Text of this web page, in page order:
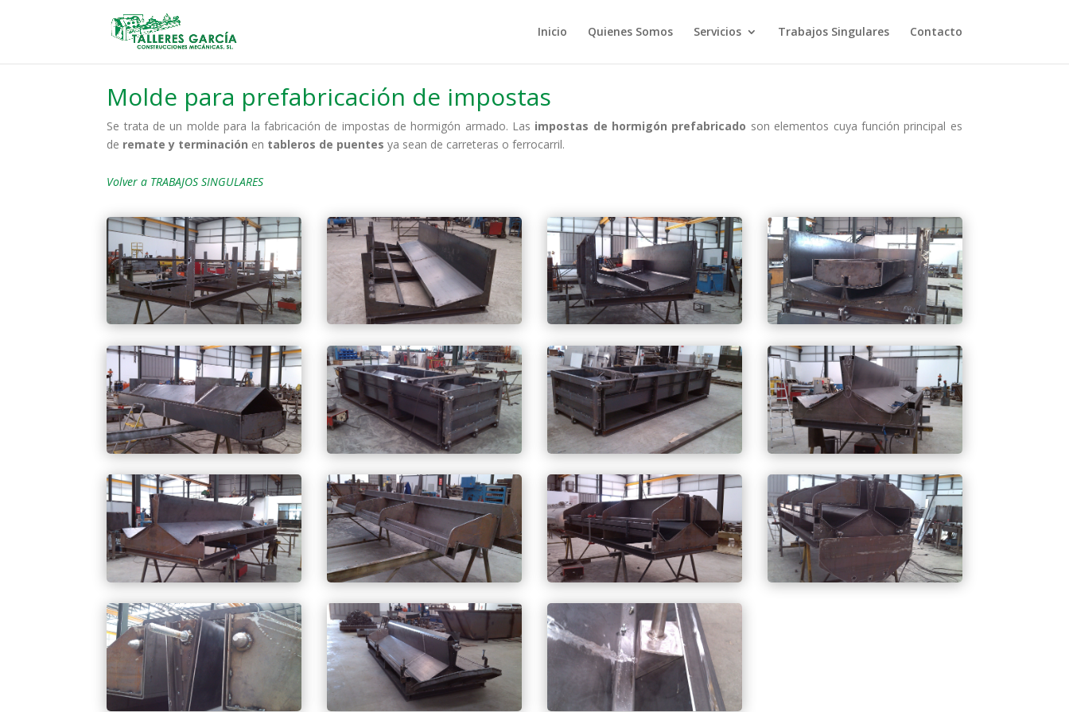
Inicio Quienes Somos Servicios Trabajos Singulares Contacto
Molde para prefabricación de impostas
Se trata de un molde para la fabricación de impostas de hormigón armado. Las impostas de hormigón prefabricado son elementos cuya función principal es
de remate y terminación en tableros de puentes ya sean de carreteras o ferrocarril.
Volver a TRABAJOS SINGULARES